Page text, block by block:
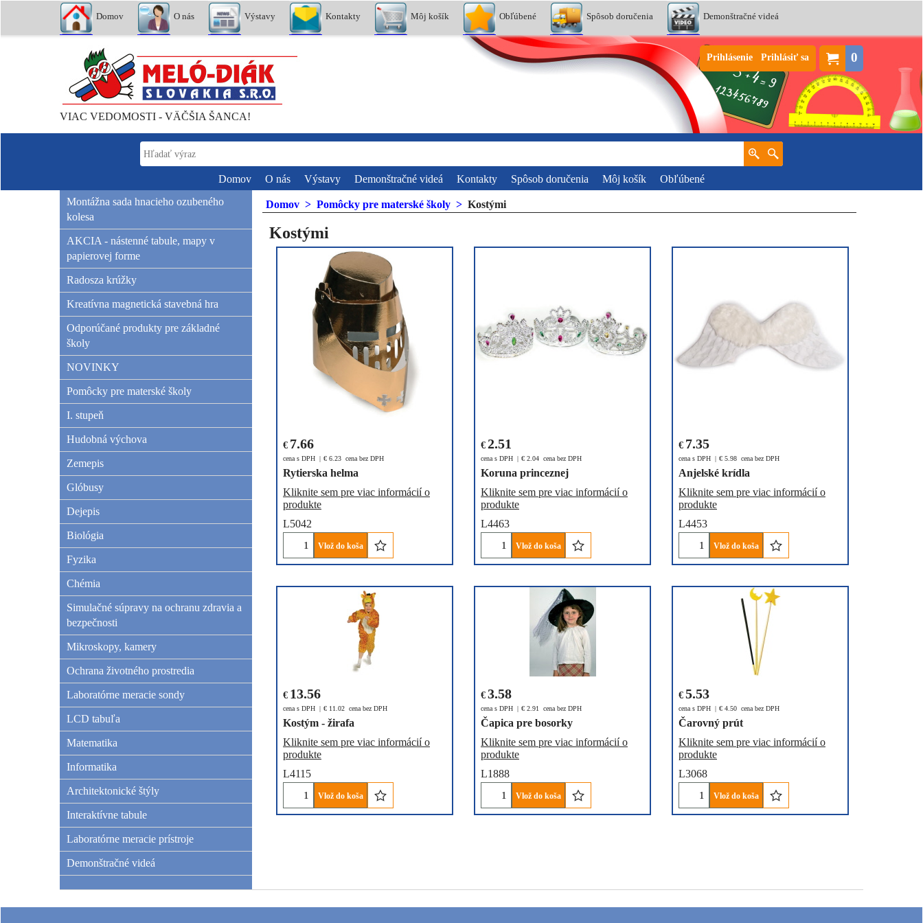
Domov O nás Výstavy Kontakty Môj košík Obľúbené Spôsob doručenia Demonštračné videá
0
Prihlásenie Prihlásiť sa
VIAC VEDOMOSTI - VÄČŠIA ŠANCA!
Domov O nás Výstavy Demonštračné videá Kontakty Spôsob doručenia Môj košík
Obľúbené
Montážna sada hnacieho ozubeného
kolesa
AKCIA - nástenné tabule, mapy v
papierovej forme
Radosza krúžky
Kreatívna magnetická stavebná hra
Odporúčané produkty pre základné
školy
NOVINKY
Pomôcky pre materské školy
I. stupeň
Hudobná výchova
Zemepis
Glóbusy
Dejepis
Biológia
Fyzika
Chémia
Simulačné súpravy na ochranu zdravia a
bezpečnosti
Mikroskopy, kamery
Ochrana životného prostredia
Laboratórne meracie sondy
LCD tabuľa
Matematika
Informatika
Architektonické štýly
Interaktívne tabule
Laboratórne meracie prístroje
Demonštračné videá
Domov > Pomôcky pre materské školy > Kostými
Kostými
€ 7.66
cena s DPH € 6.23 cena bez DPH
Rytierska helma
Kliknite sem pre viac informácií o
produkte
L5042
Vlož do koša
€ 2.51
cena s DPH € 2.04 cena bez DPH
Koruna princeznej
Kliknite sem pre viac informácií o
produkte
L4463
Vlož do koša
€ 7.35
cena s DPH € 5.98 cena bez DPH
Anjelské krídla
Kliknite sem pre viac informácií o
produkte
L4453
Vlož do koša
€ 13.56
cena s DPH € 11.02 cena bez DPH
Kostým - žirafa
Kliknite sem pre viac informácií o
produkte
L4115
Vlož do koša
€ 3.58
cena s DPH € 2.91 cena bez DPH
Čapica pre bosorky
Kliknite sem pre viac informácií o
produkte
L1888
Vlož do koša
€ 5.53
cena s DPH € 4.50 cena bez DPH
Čarovný prút
Kliknite sem pre viac informácií o
produkte
L3068
Vlož do koša